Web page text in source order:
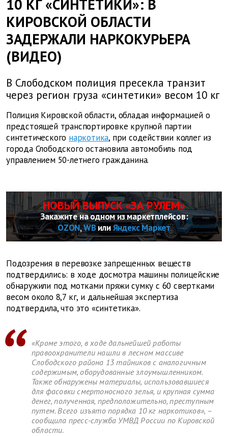
10 КГ «СИНТЕТИКИ»: В
КИРОВСКОЙ ОБЛАСТИ
ЗАДЕРЖАЛИ НАРКОКУРЬЕРА
(ВИДЕО)
В Слободском полиция пресекла транзит
через регион груза «синтетики» весом 10 кг
Полиция Кировской области, обладая информацией о
предстоящей транспортировке крупной партии
синтетического наркотика, при содействии коллег из
города Слободского остановила автомобиль под
управлением 50-летнего гражданина.
НОВЫЙ ВЫПУСК «ЗА РУЛЕМ»
Закажите на одном из маркетплейсов:
OZON,WBилиЯндекс Маркет
Подозрения в перевозке запрещенных веществ
подтвердились: в ходе досмотра машины полицейские
обнаружили под мотками пряжи сумку с 60 свертками
весом около 8,7 кг, и дальнейшая экспертиза
подтвердила, что это «синтетика».
«Кроме этого, в ходе дальнейшей работы
правоохранители нашли в лесном массиве
Слободского района 13 тайников с аналогичным
содержимым, оборудованные злоумышленником.
Также обнаружены материалы, использовавшиеся
для фасовки смертоносного зелья, и крупная сумма
денег, полученная, предположительно, преступным
путем. Всего изъято порядка 10 кг наркотиков», –
сообщила пресс-служба УМВД России по Кировской
области.